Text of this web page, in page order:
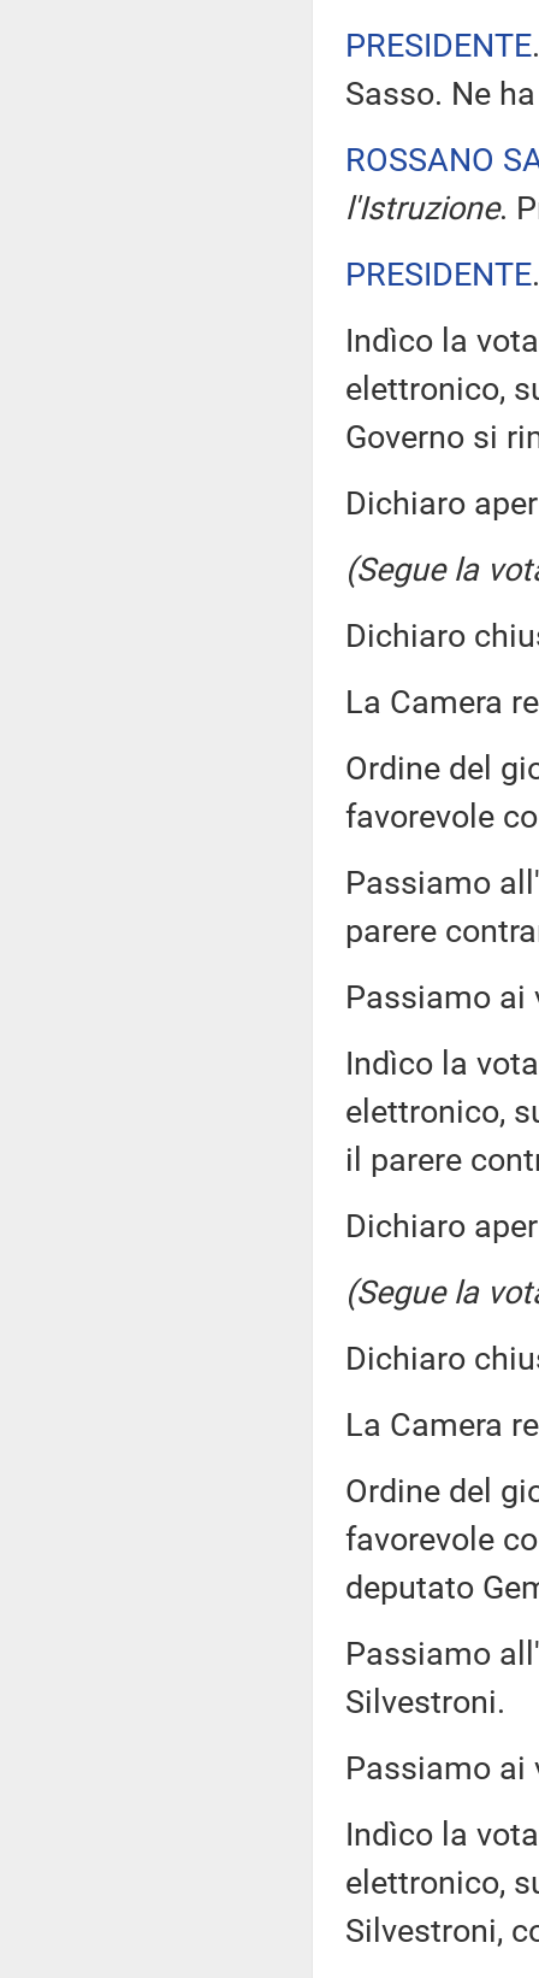
PRESIDENTE
Sasso. Ne
ROSSANO
l'Istruzione.
PRESIDENTE
Indìco la
elettronico,
Governo si
Dichiaro
(Segue la
Dichiaro
La Camera
Ordine del
favorevole
Passiamo
parere
Passiamo ai
Indìco la
elettronico,
il parere
Dichiaro
(Segue la
Dichiaro
La Camera
Ordine del
favorevole
deputato
Passiamo
Silvestroni.
Passiamo ai
Indìco la
elettronico,
Silvestroni,